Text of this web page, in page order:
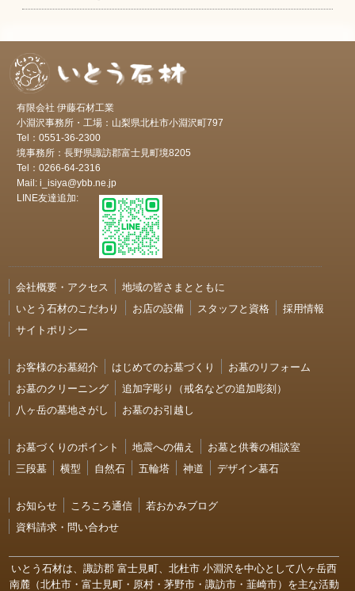
有限会社 伊藤石材工業
小淵沢事務所・工場：山梨県北杜市小淵沢町797
Tel：0551-36-2300
境事務所：長野県諏訪郡富士見町境8205
Tel：0266-64-2316
Mail: i_isiya@ybb.ne.jp
LINE友達追加:
会社概要・アクセス
地域の皆さまとともに
いとう石材のこだわり
お店の設備 スタッフと資格
採用情報
サイトポリシー
お客様のお墓紹介 はじめてのお墓づくり
お墓のリフォーム
お墓のクリーニング
追加字彫り（戒名などの追加彫刻）
八ヶ岳の墓地さがし
お墓のお引越し
お墓づくりのポイント 地震への備え
お墓と供養の相談室
三段墓
横型 自然石 五輪塔 神道 デザイン墓石
お知らせ ころころ通信
若おかみブログ
資料請求・問い合わせ
いとう石材は、諏訪郡 富士見町、北杜市 小淵沢を中心として八ヶ岳西
南麓（北杜市・富士見町・原村・茅野市・諏訪市・韮崎市）を主な活動